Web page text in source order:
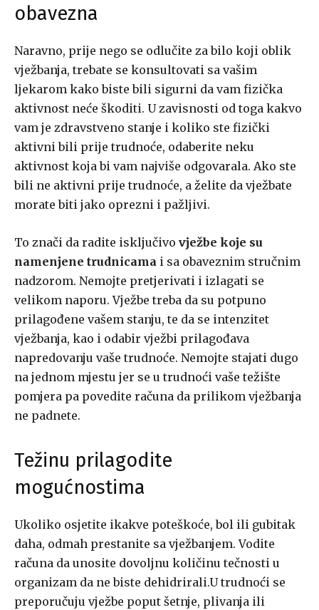
obavezna
Naravno, prije nego se odlučite za bilo koji oblik
vježbanja, trebate se konsultovati sa vašim
ljekarom kako biste bili sigurni da vam fizička
aktivnost neće škoditi. U zavisnosti od toga kakvo
vam je zdravstveno stanje i koliko ste fizički
aktivni bili prije trudnoće, odaberite neku
aktivnost koja bi vam najviše odgovarala. Ako ste
bili ne aktivni prije trudnoće, a želite da vježbate
morate biti jako oprezni i pažljivi.
To znači da radite isključivo vježbe koje su
namenjene trudnicama i sa obaveznim stručnim
nadzorom. Nemojte pretjerivati i izlagati se
velikom naporu. Vježbe treba da su potpuno
prilagođene vašem stanju, te da se intenzitet
vježbanja, kao i odabir vježbi prilagođava
napredovanju vaše trudnoće. Nemojte stajati dugo
na jednom mjestu jer se u trudnoći vaše težište
pomjera pa povedite računa da prilikom vježbanja
ne padnete.
Težinu prilagodite
mogućnostima
Ukoliko osjetite ikakve poteškoće, bol ili gubitak
daha, odmah prestanite sa vježbanjem. Vodite
računa da unosite dovoljnu količinu tečnosti u
organizam da ne biste dehidrirali.U trudnoći se
preporučuju vježbe poput šetnje, plivanja ili